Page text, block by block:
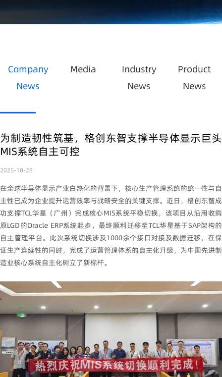
Company
News
Media
Industry
News
Product
News
为制造韧性筑基，格创东智支撑半导体显示巨头
MIS系统自主可控
2025-10-28
在全球半导体显示产业白热化的背景下，核心生产管理系统的统一性与自
主性已成为企业提升运营效率与战略安全的关键支撑。近日，格创东智成
功支撑TCL华星（广州）完成核心MIS系统平稳切换，该项目从沿用收购
原LGD的Oracle ERP系统起步，最终顺利迁移至TCL华星基于SAP架构的
自主管理平台。此次系统切换涉及1000余个接口对接及数据迁移，在保
证生产连续性的同时，完成了运营管理体系的自主化升级，为中国先进制
造业核心系统自主化树立了新标杆。